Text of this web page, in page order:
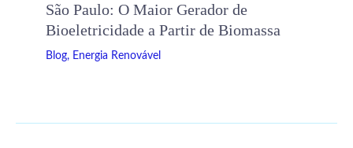
São Paulo: O Maior Gerador de
Bioeletricidade a Partir de Biomassa
Blog, Energia Renovável